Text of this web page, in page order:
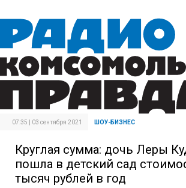
07:35 | 03 сентября 2021 ШОУ-БИЗНЕС
Круглая сумма: дочь Леры
пошла в детский сад
тысяч рублей в год